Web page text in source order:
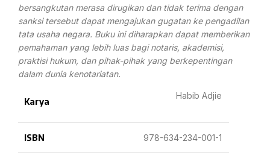
bersangkutan merasa dirugikan dan tidak terima dengan
sanksi tersebut dapat mengajukan gugatan ke pengadilan
tata usaha negara. Buku ini diharapkan dapat memberikan
pemahaman yang lebih luas bagi notaris, akademisi,
praktisi hukum, dan pihak-pihak yang berkepentingan
dalam dunia kenotariatan.
Karya
Habib Adjie
ISBN 978-634-234-001-1